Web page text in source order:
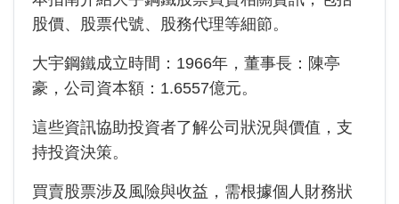
股價、股票代號、股務代理等細節。
大宇鋼鐵成立時間：1966年，董事長：陳亭
豪，公司資本額：1.6557億元。
這些資訊協助投資者了解公司狀況與價值，支
持投資決策。
買賣股票涉及風險與收益，需根據個人財務狀